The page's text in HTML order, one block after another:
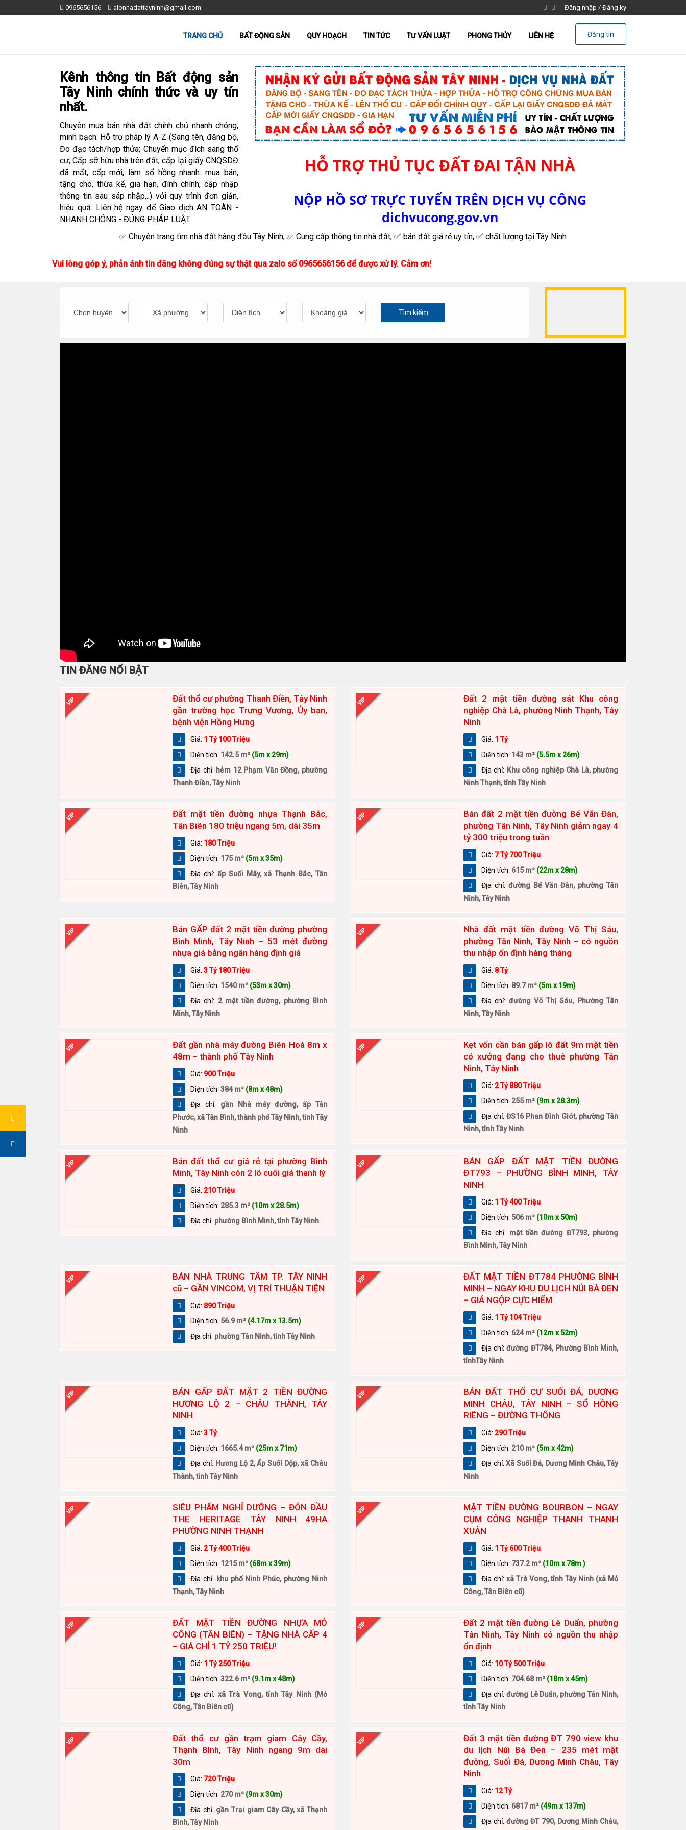
0965656156 alonhadattayninh@gmail.com Đăng nhập / Đăng ký
TRANG CHỦ BẤT ĐỘNG SẢN QUY HOẠCH TIN TỨC TƯ VẤN LUẬT PHONG THỦY LIÊN HỆ Đăng tin
Kênh thông tin Bất động sản
Tây Ninh chính thức và uy tín
nhất.
Chuyên mua bán nhà đất chính chủ nhanh chóng,
minh bạch. Hỗ trợ pháp lý A-Z (Sang tên, đăng bộ,
Đo đạc tách/hợp thửa; Chuyển mục đích sang thổ
cư; Cấp sỡ hữu nhà trên đất; cấp lại giấy CNQSDĐ
đã mất, cấp mới, làm sổ hồng nhanh: mua bán,
tặng cho, thừa kế, gia hạn, đính chính, cập nhập
thông tin sau sáp nhập,..) với quy trình đơn giản,
hiệu quả. Liên hệ ngay để Giao dịch AN TOÀN -
NHANH CHÓNG - ĐÚNG PHÁP LUẬT.
HỖ TRỢ THỦ TỤC ĐẤT ĐAI TẬN NHÀ
NỘP HỒ SƠ TRỰC TUYẾN TRÊN DỊCH VỤ CÔNG
dichvucong.gov.vn
✅ Chuyên trang tìm nhà đất hàng đầu Tây Ninh, ✅ Cung cấp thông tin nhà đất, ✅ bán đất giá rẻ uy tín, ✅ chất lượng tại Tây Ninh
Vui lòng góp ý, phản ánh tin đăng không đúng sự thật qua zalo số 0965656156 để được xử lý. Cảm ơn!
Tìm kiếm
TIN ĐĂNG NỔI BẬT
VIP
Đất thổ cư phường Thanh Điền, Tây Ninh
gần trường học Trưng Vương, Ủy ban,
bệnh viện Hồng Hưng
Giá: 1 Tỷ 100 Triệu
Diện tích: 142.5 m² (5m x 29m)
Địa chỉ: hẻm 12 Phạm Văn Đồng, phường
Thanh Điền, Tây Ninh
VIP
Đất 2 mặt tiền đường sát Khu công
nghiệp Chà Là, phường Ninh Thạnh, Tây
Ninh
Giá: 1 Tỷ
Diện tích: 143 m² (5.5m x 26m)
Địa chỉ: Khu công nghiệp Chà Là, phường
Ninh Thạnh, tỉnh Tây Ninh
VIP
Đất mặt tiền đường nhựa Thạnh Bắc,
Tân Biên 180 triệu ngang 5m, dài 35m
Giá: 180 Triệu
Diện tích: 175 m² (5m x 35m)
Địa chỉ: ấp Suối Mây, xã Thạnh Bắc, Tân
Biên, Tây Ninh
VIP
Bán đất 2 mặt tiền đường Bế Văn Đàn,
phường Tân Ninh, Tây Ninh giảm ngay 4
tỷ 300 triệu trong tuần
Giá: 7 Tỷ 700 Triệu
Diện tích: 615 m² (22m x 28m)
Địa chỉ: đường Bế Văn Đàn, phường Tân
Ninh, Tây Ninh
VIP
Bán GẤP đất 2 mặt tiền đường phường
Bình Minh, Tây Ninh – 53 mét đường
nhựa giá bằng ngân hàng định giá
Giá: 3 Tỷ 180 Triệu
Diện tích: 1540 m² (53m x 30m)
Địa chỉ: 2 mặt tiền đường, phường Bình
Minh, Tây Ninh
VIP
Nhà đất mặt tiền đường Võ Thị Sáu,
phường Tân Ninh, Tây Ninh – có nguồn
thu nhập ổn định hàng tháng
Giá: 8 Tỷ
Diện tích: 89.7 m² (5m x 19m)
Địa chỉ: đường Võ Thị Sáu, Phường Tân
Ninh, Tây Ninh
VIP
Đất gần nhà máy đường Biên Hoà 8m x
48m – thành phố Tây Ninh
Giá: 900 Triệu
Diện tích: 384 m² (8m x 48m)
Địa chỉ: gần Nhà máy đường, ấp Tân
Phước, xã Tân Bình, thành phố Tây Ninh, tỉnh Tây
Ninh
VIP
Kẹt vốn cần bán gấp lô đất 9m mặt tiền
có xưởng đang cho thuê phường Tân
Ninh, Tây Ninh
Giá: 2 Tỷ 880 Triệu
Diện tích: 255 m² (9m x 28.3m)
Địa chỉ: ĐS16 Phan Đình Giót, phường Tân
Ninh, tỉnh Tây Ninh
VIP
Bán đất thổ cư giá rẻ tại phường Bình
Minh, Tây Ninh còn 2 lô cuối giá thanh lý
Giá: 210 Triệu
Diện tích: 285.3 m² (10m x 28.5m)
Địa chỉ: phường Bình Minh, tỉnh Tây Ninh
VIP
BÁN GẤP ĐẤT MẶT TIỀN ĐƯỜNG
ĐT793 – PHƯỜNG BÌNH MINH, TÂY
NINH
Giá: 1 Tỷ 400 Triệu
Diện tích: 506 m² (10m x 50m)
Địa chỉ: mặt tiền đường ĐT793, phường
Bình Minh, Tây Ninh
VIP
BÁN NHÀ TRUNG TÂM TP. TÂY NINH
cũ – GẦN VINCOM, VỊ TRÍ THUẬN TIỆN
Giá: 890 Triệu
Diện tích: 56.9 m² (4.17m x 13.5m)
Địa chỉ: phường Tân Ninh, tỉnh Tây Ninh
VIP
ĐẤT MẶT TIỀN ĐT784 PHƯỜNG BÌNH
MINH – NGAY KHU DU LỊCH NÚI BÀ ĐEN
– GIÁ NGỘP CỰC HIẾM
Giá: 1 Tỷ 104 Triệu
Diện tích: 624 m² (12m x 52m)
Địa chỉ:đường ĐT784, Phường Bình Minh,
tỉnhTây Ninh
VIP
BÁN GẤP ĐẤT MẶT 2 TIỀN ĐƯỜNG
HƯƠNG LỘ 2 – CHÂU THÀNH, TÂY
NINH
Giá: 3 Tỷ
Diện tích: 1665.4 m² (25m x 71m)
Địa chỉ: Hương Lộ 2, Ấp Suối Dộp, xã Châu
Thành, tỉnh Tây Ninh
VIP
BÁN ĐẤT THỔ CƯ SUỐI ĐÁ, DƯƠNG
MINH CHÂU, TÂY NINH – SỔ HỒNG
RIÊNG – ĐƯỜNG THÔNG
Giá: 290 Triệu
Diện tích: 210 m² (5m x 42m)
Địa chỉ: Xã Suối Đá, Dương Minh Châu, Tây
Ninh
VIP
SIÊU PHẨM NGHỈ DƯỠNG – ĐÓN ĐẦU
THE HERITAGE TÂY NINH 49HA
PHƯỜNG NINH THẠNH
Giá: 2 Tỷ 400 Triệu
Diện tích: 1215 m² (68m x 39m)
Địa chỉ: khu phố Ninh Phúc, phường Ninh
Thạnh, Tây Ninh
VIP
MẶT TIỀN ĐƯỜNG BOURBON – NGAY
CỤM CÔNG NGHIỆP THANH THANH
XUÂN
Giá: 1 Tỷ 600 Triệu
Diện tích: 737.2 m² (10m x 78m )
Địa chỉ: xã Trà Vong, tỉnh Tây Ninh (xã Mỏ
Công, Tân Biên cũ)
VIP
ĐẤT MẶT TIỀN ĐƯỜNG NHỰA MỎ
CÔNG (TÂN BIÊN) – TẶNG NHÀ CẤP 4
– GIÁ CHỈ 1 TỶ 250 TRIỆU!
Giá: 1 Tỷ 250 Triệu
Diện tích: 322.6 m² (9.1m x 48m)
Địa chỉ: xã Trà Vong, tỉnh Tây Ninh (Mỏ
Công, Tân Biên cũ)
VIP
Đất 2 mặt tiền đường Lê Duẩn, phường
Tân Ninh, Tây Ninh có nguồn thu nhập
ổn định
Giá: 10 Tỷ 500 Triệu
Diện tích: 704.68 m² (18m x 45m)
Địa chỉ: đường Lê Duẩn, phường Tân Ninh,
tỉnh Tây Ninh
VIP
Đất thổ cư gần trạm giam Cây Cầy,
Thạnh Bình, Tây Ninh ngang 9m dài
30m
Giá: 720 Triệu
Diện tích: 270 m² (9m x 30m)
Địa chỉ: gần Trại giam Cây Cầy, xã Thạnh
Bình, Tây Ninh
VIP
Đất 3 mặt tiền đường ĐT 790 view khu
du lịch Núi Bà Đen – 235 mét mặt
đường, Suối Đá, Dương Minh Châu, Tây
Ninh
Giá: 12 Tỷ
Diện tích: 6817 m² (49m x 137m)
Địa chỉ:đường ĐT 790, Dương Minh Châu,